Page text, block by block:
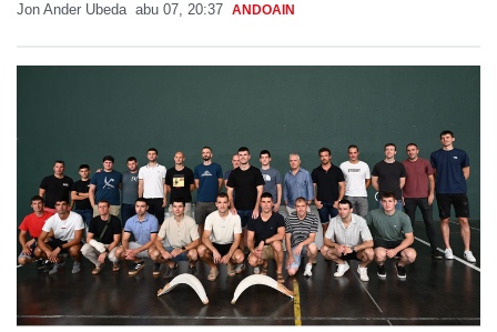
Jon Ander Ubeda abu 07, 20:37 ANDOAIN